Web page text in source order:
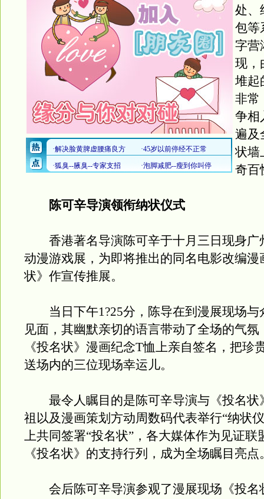
处、
包等
字营
现，
堆起
非常
争相
遍及
状墙
奇百
陈可辛导演领衔纳状仪式
香港著名导演陈可辛于十月三日现身广
动漫游戏展，为即将推出的同名电影改编漫
状》作宣传推展。
当日下午1?25分，陈导在到漫展现场与
见面，其幽默亲切的语言带动了全场的气氛
《投名状》漫画纪念T恤上亲自签名，把珍
送场内的三位现场幸运儿。
最令人瞩目的是陈可辛导演与《投名状
祖以及漫画策划方动周数码代表举行“纳状
上共同签署“投名状”，各大媒体作为见证联
《投名状》的支持行列，成为全场瞩目亮点
会后陈可辛导演参观了漫展现场《投名